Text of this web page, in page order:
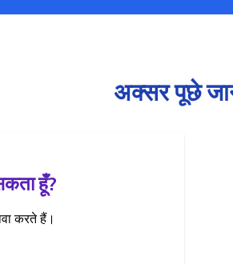
अक्सर पूछे
हूँ?
करते हैं।